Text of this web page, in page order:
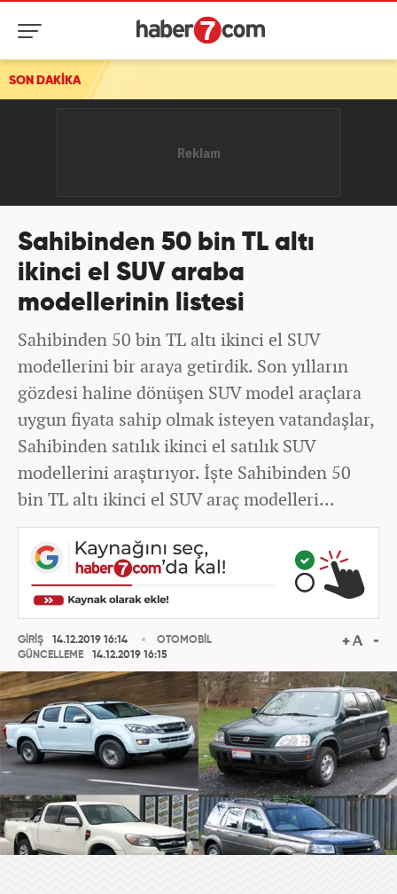
SON DAKİKA Yeni Partili İl Başkanı tutuklandı
Sahibinden 50 bin TL altı
ikinci el SUV araba
modellerinin listesi
Sahibinden 50 bin TL altı ikinci el SUV
modellerini bir araya getirdik. Son yılların
gözdesi haline dönüşen SUV model araçlara
uygun fiyata sahip olmak isteyen vatandaşlar,
Sahibinden satılık ikinci el satılık SUV
modellerini araştırıyor. İşte Sahibinden 50
bin TL altı ikinci el SUV araç modelleri...
GİRİŞ
14.12.2019 16:14
GÜNCELLEME
14.12.2019 16:15
OTOMOBİL